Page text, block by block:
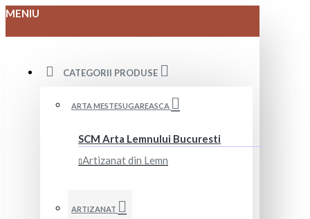
MENIU
CATEGORII PRODUSE
ARTA MESTESUGAREASCA
SCM Arta Lemnului Bucuresti
Artizanat din Lemn
ARTIZANAT